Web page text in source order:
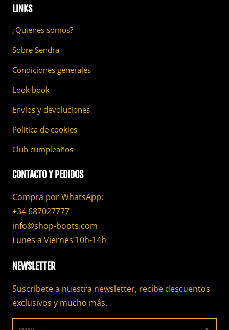
LINKS
¿Quienes somos?
Sobre Sendra
Condiciones generales
Look book
Envíos y devoluciones
Política de cookies
Club cumpleaños
CONTACTO Y PEDIDOS
Compra por WhatsApp:
+34 687027777
info@shop-boots.com
Lunes a Viernes 10h-14h
NEWSLETTER
Suscríbete a nuestra newsletter, recibe descuentos
exclusivos y mucho más.